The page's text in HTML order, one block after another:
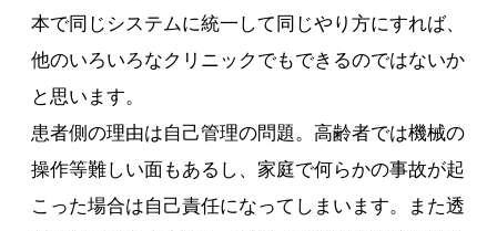
本で同じシステムに統一して同じやり方にすれば、
他のいろいろなクリニックでもできるのではないか
と思います。
患者側の理由は自己管理の問題。高齢者では機械の
操作等難しい面もあるし、家庭で何らかの事故が起
こった場合は自己責任になってしまいます。また透